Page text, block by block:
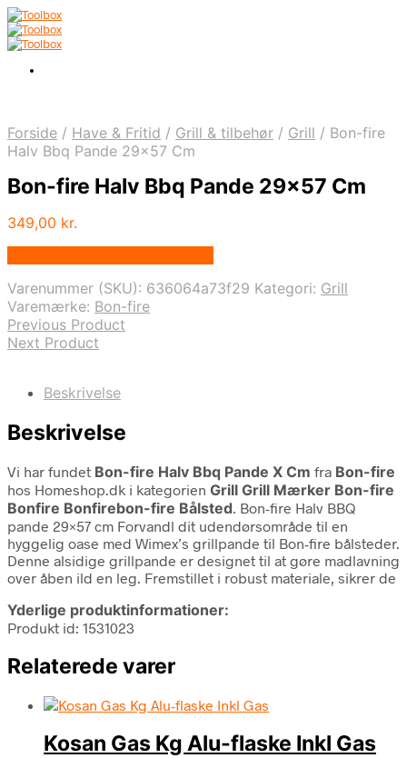
Forside / Have & Fritid / Grill & tilbehør / Grill / Bon-fire
Halv Bbq Pande 29×57 Cm
Bon-fire Halv Bbq Pande 29×57 Cm
349,00 kr.
Varenummer (SKU): 636064a73f29 Kategori: Grill
Varemærke: Bon-fire
Previous Product
Next Product
Beskrivelse
Beskrivelse
Vi har fundet Bon-fire Halv Bbq Pande X Cm fra Bon-fire
hos Homeshop.dk i kategorien Grill Grill Mærker Bon-fire
Bonfire Bonfirebon-fire Bålsted. Bon-fire Halv BBQ
pande 29×57 cm Forvandl dit udendørsområde til en
hyggelig oase med Wimex’s grillpande til Bon-fire bålsteder.
Denne alsidige grillpande er designet til at gøre madlavning
over åben ild en leg. Fremstillet i robust materiale, sikrer de
Yderlige produktinformationer:
Produkt id: 1531023
Relaterede varer
Kosan Gas Kg Alu-flaske Inkl Gas